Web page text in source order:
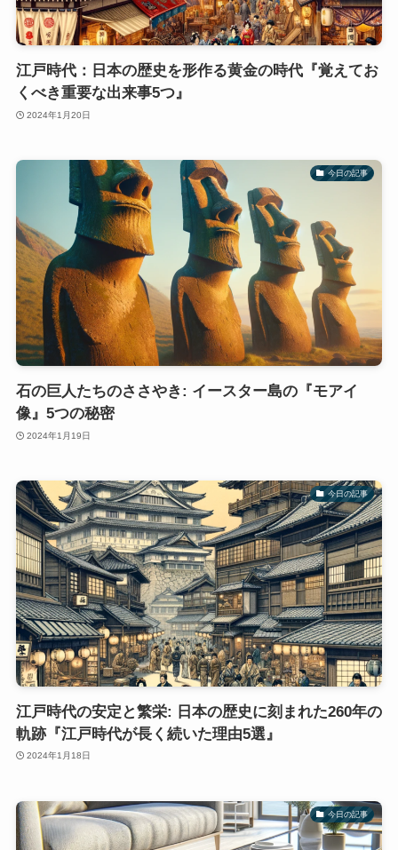
江戸時代：日本の歴史を形作る黄金の時代『覚えてお
くべき重要な出来事5つ』
2024年1月20日
今日の記事
石の巨人たちのささやき: イースター島の『モアイ
像』5つの秘密
2024年1月19日
今日の記事
江戸時代の安定と繁栄: 日本の歴史に刻まれた260年の
軌跡『江戸時代が長く続いた理由5選』
2024年1月18日
今日の記事